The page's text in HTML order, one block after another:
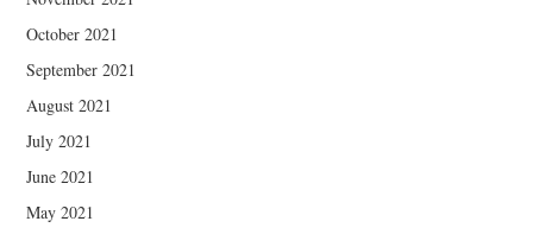
October 2021
September 2021
August 2021
July 2021
June 2021
May 2021